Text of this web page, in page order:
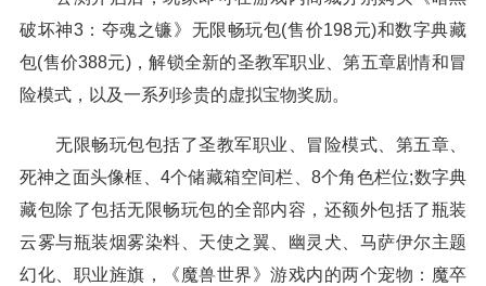
破坏神3：夺魂之镰》无限畅玩包(售价198元)和数字典藏
包(售价388元)，解锁全新的圣教军职业、第五章剧情和冒
险模式，以及一系列珍贵的虚拟宝物奖励。
无限畅玩包包括了圣教军职业、冒险模式、第五章、
死神之面头像框、4个储藏箱空间栏、8个角色栏位;数字典
藏包除了包括无限畅玩包的全部内容，还额外包括了瓶装
云雾与瓶装烟雾染料、天使之翼、幽灵犬、马萨伊尔主题
幻化、职业旌旗，《魔兽世界》游戏内的两个宠物：魔卒